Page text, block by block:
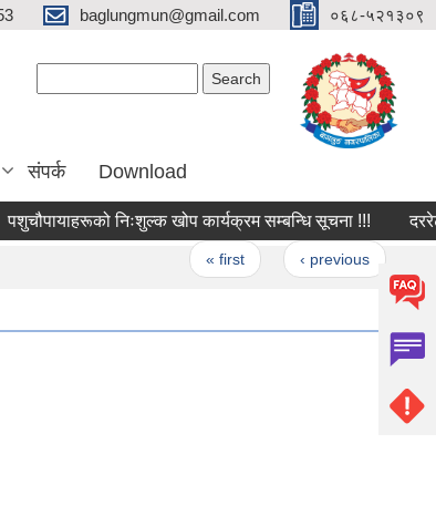
baglungmun@gmail.com ०६८-५२१३०९
संपर्क Download
निःशुल्क खोप कार्यक्रम सम्बन्धि सूचना !!! दररेट
« first ‹ previous